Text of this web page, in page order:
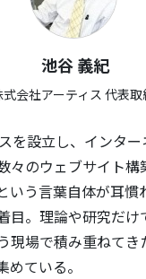
池谷 義紀
式会社アーティス 代表
を設立し、インタ
々のウェブサイト構
いう言葉自体が耳慣
目。理論や研究だけ
現場で積み重ねてき
ている。